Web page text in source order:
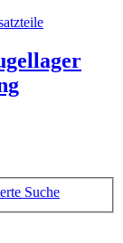
Suche